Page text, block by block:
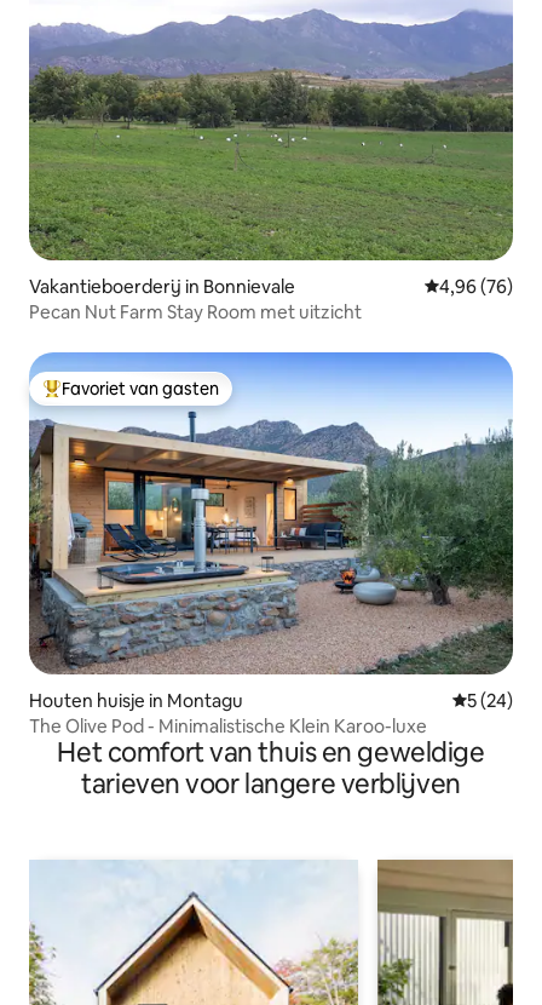
Vakantieboerderij in Bonnievale Gemiddelde
4,96 (76)
Pecan Nut Farm Stay Room met uitzicht
Topfavoriet van gasten
Favoriet van gasten
Houten huisje in Montagu
5 (24)
The Olive Pod - Minimalistische Klein Karoo-luxe
Het comfort van thuis en geweldige
tarieven voor langere verblijven